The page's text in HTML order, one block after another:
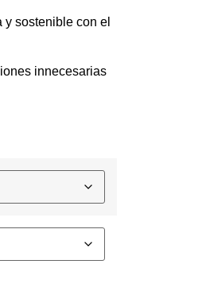
sostenible con el
innecesarias